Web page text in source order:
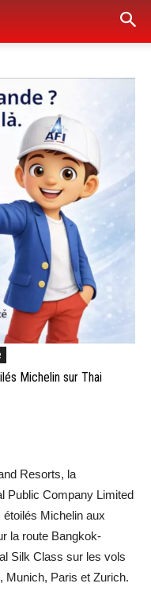
Michelin sur Thai
Resorts, la
Public Company Limited
Michelin aux
la route Bangkok-
Silk Class sur les vols
Munich, Paris et Zurich.